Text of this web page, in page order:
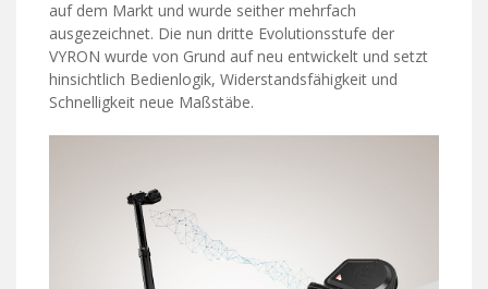
auf dem Markt und wurde seither mehrfach
ausgezeichnet. Die nun dritte Evolutionsstufe der
VYRON wurde von Grund auf neu entwickelt und setzt
hinsichtlich Bedienlogik, Widerstandsfähigkeit und
Schnelligkeit neue Maßstäbe.